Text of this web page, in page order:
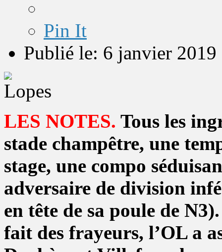
Pin It
Publié le: 6 janvier 2019
LES NOTES. Tous les
stade champêtre, une
stage, une compo
adversaire de division
en tête de sa poule de
fait des frayeurs, l’OL a